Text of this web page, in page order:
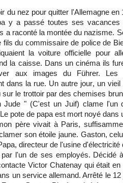
du nez pour quitter l'Allemagne
y a passé toutes ses vacances
a raconté la montée du nazisme.
fils du commissaire de police de
la voiture officielle pour
la caisse. Dans un cinéma ils
aux images du Führer. Les
dans la rue. Un autre jour, un vieil
sur le trottoir par des chemises
" (C'est un Juif) clame l'un
pote de papa est mort noyé dans
père vivait à Paris,
son étoile jaune. Gaston,
directeur de l'usine
l'un de ses employés. Décidé
Victor Chatenay qui était
un service allemand. Arrêté le